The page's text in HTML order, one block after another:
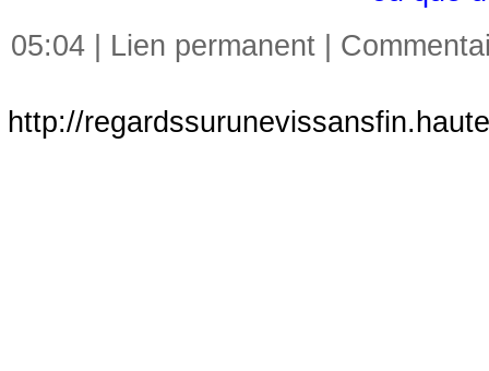
05:04 | Lien permanent
http://